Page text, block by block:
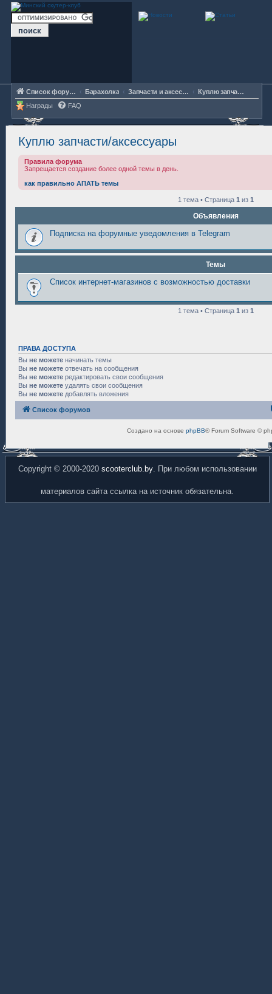
Список форумов Барахолка Запчасти и аксессуары
Куплю запчасти/аксессуары
Награды
FAQ
Куплю запчасти/аксессуары
Правила форума
Запрещается создание более одной темы в день.
как правильно АПАТЬ темы
1 тема • Страница 1 из 1
Объявления
Подписка на форумные уведомления в Telegram
Темы
Список интернет-магазинов с возможностью доставки
1 тема • Страница 1 из 1
ПРАВА ДОСТУПА
Вы не можете начинать темы
Вы не можете отвечать на сообщения
Вы не можете редактировать свои сообщения
Вы не можете удалять свои сообщения
Вы не можете добавлять вложения
Список форумов
Создано на основе phpBB® Forum Software ©
Copyright © 2000-2020 scooterclub.by. При любом использовании
материалов сайта ссылка на источник обязательна.